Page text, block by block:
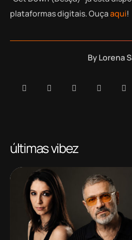
plataformas digitais. Ouçaaqui!
ByLorena
últimas vibez